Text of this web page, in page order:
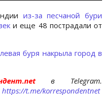
из-за песчаной бури
и еще 48 пострадали от
буря накрыла город в
в Telegram.
https://t.me/korrespondentnet